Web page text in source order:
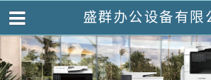
盛群办公设备有限